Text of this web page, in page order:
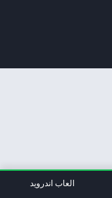
العاب اندرويد